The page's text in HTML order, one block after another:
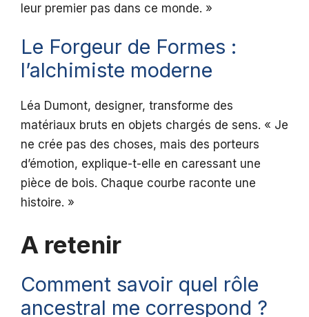
leur premier pas dans ce monde. »
Le Forgeur de Formes :
l’alchimiste moderne
Léa Dumont, designer, transforme des
matériaux bruts en objets chargés de sens. « Je
ne crée pas des choses, mais des porteurs
d’émotion, explique-t-elle en caressant une
pièce de bois. Chaque courbe raconte une
histoire. »
A retenir
Comment savoir quel rôle
ancestral me correspond ?